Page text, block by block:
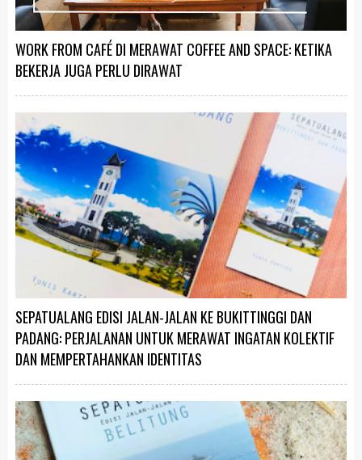
WORK FROM CAFÉ DI MERAWAT COFFEE AND SPACE: KETIKA
BEKERJA JUGA PERLU DIRAWAT
SEPATUALANG EDISI JALAN-JALAN KE BUKITTINGGI DAN
PADANG: PERJALANAN UNTUK MERAWAT INGATAN KOLEKTIF
DAN MEMPERTAHANKAN IDENTITAS